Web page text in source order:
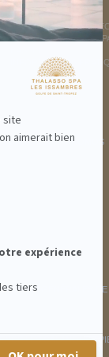
site
aimerait bien
expérience
tiers
THALASSO SPA
LA THALASSO EN
CENTRE THALASSO
INFORMATIONS
CADEAUX PROMOS
GÉNÉRALES
LES CALANQUES